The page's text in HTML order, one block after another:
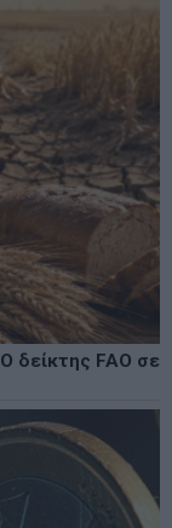
δείκτης FAO σε